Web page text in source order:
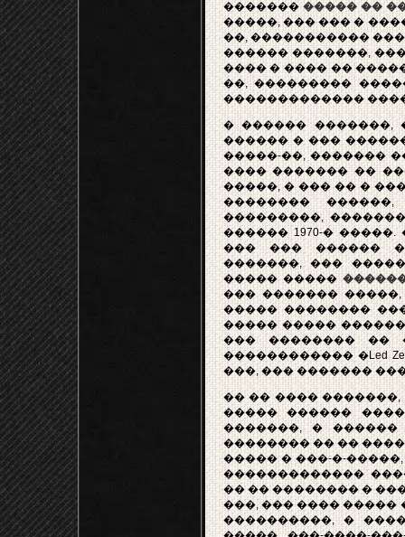
������������ ��
�����, ��� ��� �
��, �����������
������ �������,
���� � ���� ��
��, ���������
�������������
� ������ �������,
������ � ���
�����-��, �������
���� ������� ��
�����, � ��� �� �
��������
���������,
������ 1970-�
��� ��� ������
�������, ���
����� �����
��� �������
����� ��������
����� �����
��� �������� ��
������������ �Led
���, ��� �������
�� �� ����
����� ������
�������, � ������
�������� �� ��
����� � ���-�-�����,
�������������
�� �� �������� �
���, ��� ���� �����
����������, �